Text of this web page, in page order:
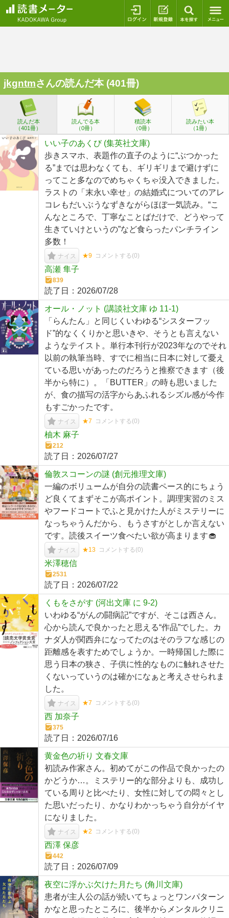
ログイン 新規登録
jkgntmさんの読んだ本 (401冊)
読んだ本
（401冊）
読んでる本
（0冊）
積読本
（0冊）
読みたい本
（1冊）
いい子のあくび (集英社文庫)
歩きスマホ、表題作の直子のように“ぶつかった
る”までは思わなくても、ギリギリまで避けずに
ってこと多なのでめちゃくちゃ没入できました。
ラストの「末永い幸せ」の結婚式についてのアレ
コレもだいぶうなずきながらほぼ一気読み。“こ
んなところで、丁寧なことばだけで、どうやって
生きていけというの”など食らったパンチライン
多数！
ナイス ★9 コメントする(0)
高瀬 隼子
839
読了日： 2026/07/28
オール・ノット (講談社文庫 ゆ 11-1)
「らんたん」と同じくいわゆる“シスターフッ
ド”的なくくりかと思いきや、そうとも言えない
ようなテイスト。単行本刊行が2023年なのでそれ
以前の執筆当時、すでに相当に日本に対して憂え
ている思いがあったのだろうと推察できます（後
半から特に）。「BUTTER」の時も思いました
が、食の描写の活字からあふれるシズル感が今作
もすごかったです。
ナイス ★7 コメントする(0)
柚木 麻子
212
読了日： 2026/07/27
倫敦スコーンの謎 (創元推理文庫)
一編のボリュームが自分の読書ペース的にちょう
ど良くてまずそこが高ポイント。調理実習のミス
やフードコートでふと見かけた人がミステリーに
なっちゃうんだから、もうさすがとしか言えない
です。読後スイーツ食べたい欲が高まります🧁
ナイス ★13 コメントする(0)
米澤穂信
2531
読了日： 2026/07/22
くもをさがす (河出文庫 に 9-2)
いわゆる“がんの闘病記”ですが、そこは西さん。
心から読んで良かったと思える“作品”でした。カ
ナダ人が関西弁になってたのはそのラフな感じの
距離感を表すためでしょうか。一時帰国した際に
思う日本の狭さ、子供に性的なものに触れさせた
くないっていうのは確かになぁと考えさせられま
した。
ナイス ★7 コメントする(0)
西 加奈子
375
読了日： 2026/07/16
黄金色の祈り 文春文庫
初読み作家さん。初めてがこの作品で良かったの
かどうか…。ミステリー的な部分よりも、成功し
ている周りと比べたり、女性に対しての悶々とし
た思いだったり、かなりわかっちゃう自分がイヤ
になりました。
ナイス ★2 コメントする(0)
西澤 保彦
442
読了日： 2026/07/09
夜空に浮かぶ欠けた月たち (角川文庫)
患者が主人公の話が続いてちょっとワンパターン
かなと思ったところに、後半からメンタルクリニ